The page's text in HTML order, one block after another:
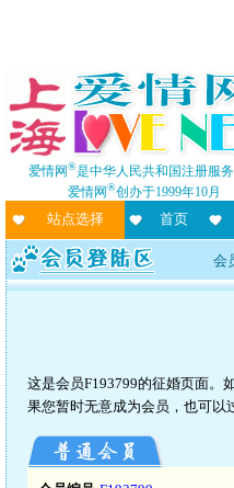
爱情网®是中华人民共和国注册服
爱情网®创办于1999年10月
站点选择 首页
会
这是会员F193799的征婚页面。
果您暂时无意成为会员，也可以